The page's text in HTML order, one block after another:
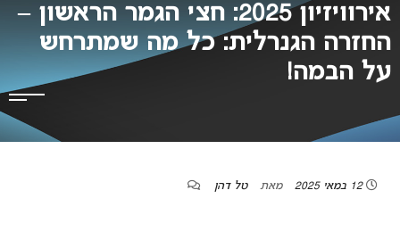
אירוויזיון 2025: חצי הגמר הראשון –
החזרה הגנרלית: כל מה שמתרחש
על הבמה!
12 במאי 2025 מאת טל דהן